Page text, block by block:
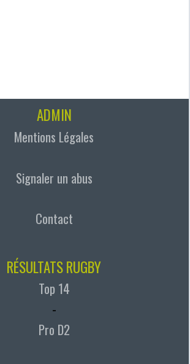
ADMIN
Mentions Légales
Signaler un abus
Contact
RÉSULTATS RUGBY
Top 14
-
Pro D2